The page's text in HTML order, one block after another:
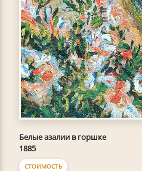
Белые азалии в горшке
1885
СТОИМОСТЬ